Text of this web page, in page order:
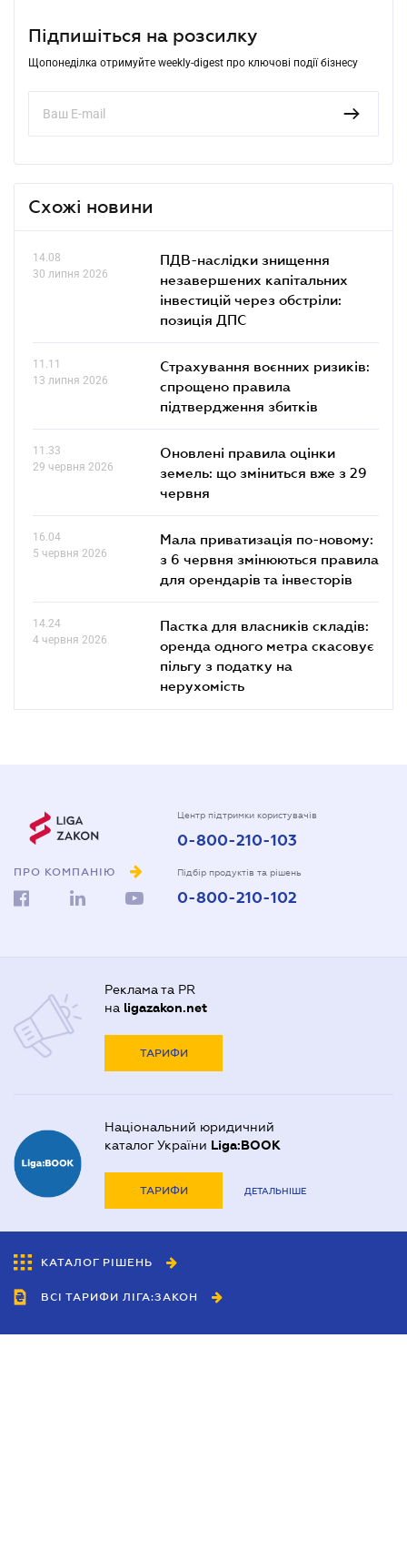
Підпишіться на розсилку
Щопонеділка отримуйте weekly-digest про ключові події бізнесу
Схожі новини
14.08
30 липня 2026
ПДВ-наслідки знищення
незавершених капітальних
інвестицій через обстріли:
позиція ДПС
11.11
13 липня 2026
Страхування воєнних ризиків:
спрощено правила
підтвердження збитків
11.33
29 червня 2026
Оновлені правила оцінки
земель: що зміниться вже з 29
червня
16.04
5 червня 2026
Мала приватизація по-новому:
з 6 червня змінюються правила
для орендарів та інвесторів
14.24
4 червня 2026
Пастка для власників складів:
оренда одного метра скасовує
пільгу з податку на
нерухомість
ПРО КОМПАНІЮ
Центр підтримки користувачів
0-800-210-103
Підбір продуктів та рішень
0-800-210-102
Реклама та PR
на ligazakon.net
ТАРИФИ
Національний юридичний
каталог України Liga:BOOK
ТАРИФИ ДЕТАЛЬНІШЕ
КАТАЛОГ РІШЕНЬ
ВСІ ТАРИФИ ЛІГА:ЗАКОН